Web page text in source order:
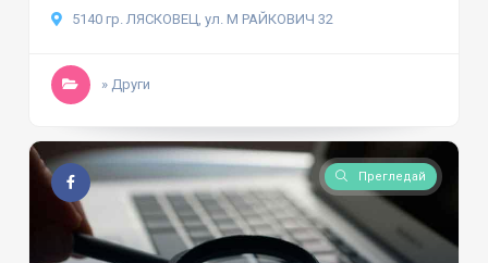
5140 гр. ЛЯСКОВЕЦ, ул. М РАЙКОВИЧ 32
» Други
Прегледай